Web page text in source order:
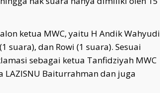
ketua MWC, yaitu H Andik Wahyudi
suara), dan Rowi (1 suara). Sesuai
sebagai ketua Tanfidziyah MWC
LAZISNU Baiturrahman dan juga